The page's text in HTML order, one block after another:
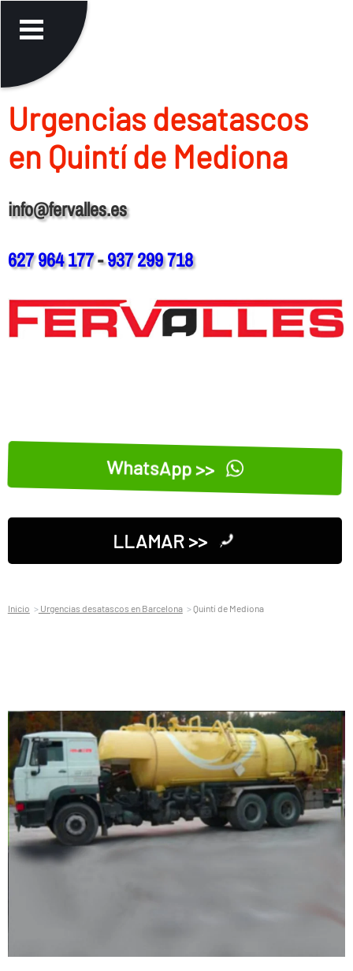
Urgencias desatascos
en Quintí de Mediona
info@fervalles.es
627 964 177-937 299 718
WhatsApp >>
LLAMAR >>
Inicio Urgencias desatascos en Barcelona Quintí de Mediona